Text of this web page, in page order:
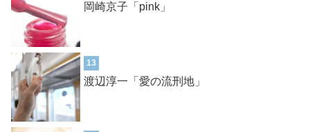
岡崎京子「pink」
13
渡辺淳一「愛の流刑地」